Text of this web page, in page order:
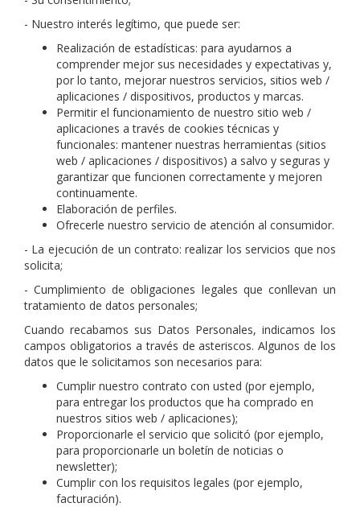
- Nuestro interés legítimo, que puede ser:
Realización de estadísticas: para ayudarnos a
comprender mejor sus necesidades y expectativas y,
por lo tanto, mejorar nuestros servicios, sitios web /
aplicaciones / dispositivos, productos y marcas.
Permitir el funcionamiento de nuestro sitio web /
aplicaciones a través de cookies técnicas y
funcionales: mantener nuestras herramientas (sitios
web / aplicaciones / dispositivos) a salvo y seguras y
garantizar que funcionen correctamente y mejoren
continuamente.
Elaboración de perfiles.
Ofrecerle nuestro servicio de atención al consumidor.
- La ejecución de un contrato: realizar los servicios que nos
solicita;
- Cumplimiento de obligaciones legales que conllevan un
tratamiento de datos personales;
Cuando recabamos sus Datos Personales, indicamos los
campos obligatorios a través de asteriscos. Algunos de los
datos que le solicitamos son necesarios para:
Cumplir nuestro contrato con usted (por ejemplo,
para entregar los productos que ha comprado en
nuestros sitios web / aplicaciones);
Proporcionarle el servicio que solicitó (por ejemplo,
para proporcionarle un boletín de noticias o
newsletter);
Cumplir con los requisitos legales (por ejemplo,
facturación).